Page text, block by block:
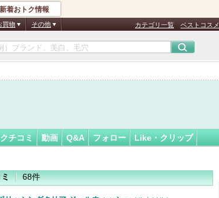
新着おトク情報
買物 その他 カテゴリ一覧 ベストコスメ
ん＊…さん
認
証
クチコミ 動画 Q&A フォロー Like・クリップ
68件